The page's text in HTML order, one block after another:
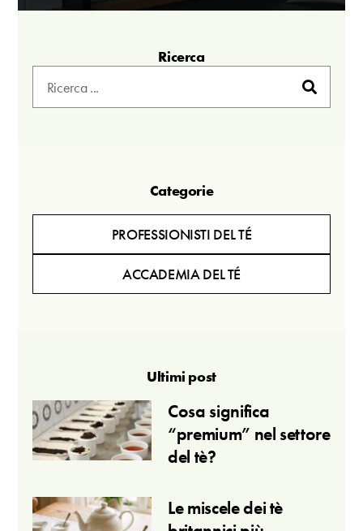
Ricerca
Categorie
PROFESSIONISTI DEL TÉ
ACCADEMIA DEL TÉ
Ultimi post
Cosa significa
“premium” nel settore
del tè?
Le miscele dei tè